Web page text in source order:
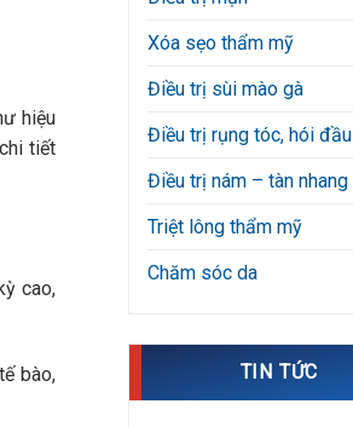
hiệu
tiết
cao,
bào,
Xóa sẹo thẩm mỹ
Điều trị sùi mào gà
Điều trị rụng tóc, hói đầu
Điều trị nám – tàn nhang
Triệt lông thẩm mỹ
Chăm sóc da
TIN TỨC